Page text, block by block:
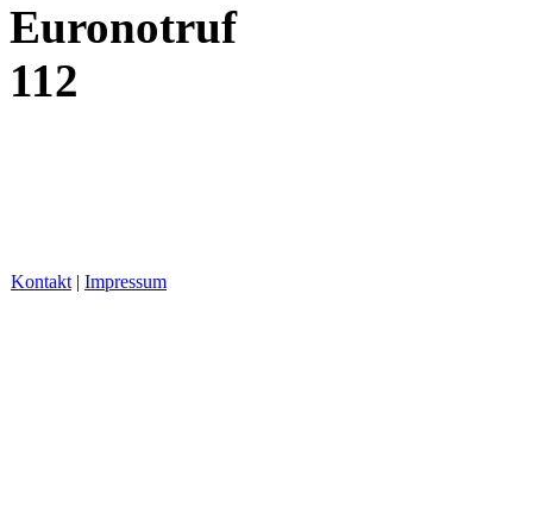
Euronotruf
112
Kontakt| Impressum